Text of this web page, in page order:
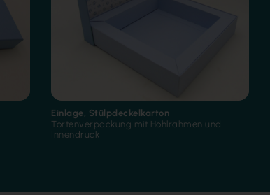
Einlage Stülpdeckelkarton
Tortenverpackung mit Hohlrahmen und
Innendruck